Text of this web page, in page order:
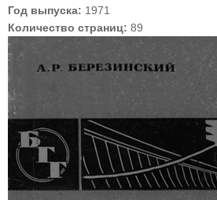
Год выпуска: 1971
Количество страниц: 89